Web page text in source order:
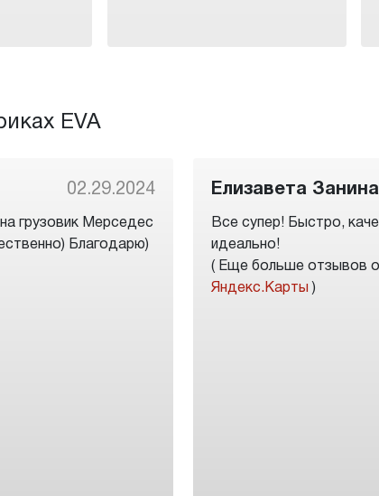
EVA
02.29.2024
грузовик Мерседес
Благодарю)
Елизавета Занина
Все супер! Быстро,
идеально!
( Еще больше отзывов о
Яндекс.Карты )